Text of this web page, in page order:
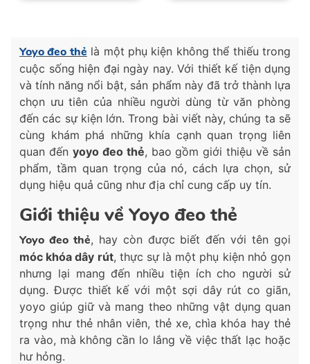
Yoyo đeo thẻ là một phụ kiện không thể thiếu trong
cuộc sống hiện đại ngày nay. Với thiết kế tiện dụng
và tính năng nổi bật, sản phẩm này đã trở thành lựa
chọn ưu tiên của nhiều người dùng từ văn phòng
đến các sự kiện lớn. Trong bài viết này, chúng ta sẽ
cùng khám phá những khía cạnh quan trọng liên
quan đến yoyo đeo thẻ, bao gồm giới thiệu về sản
phẩm, tầm quan trọng của nó, cách lựa chọn, sử
dụng hiệu quả cũng như địa chỉ cung cấp uy tín.
Giới thiệu về Yoyo đeo thẻ
Yoyo đeo thẻ, hay còn được biết đến với tên gọi
móc khóa dây rút, thực sự là một phụ kiện nhỏ gọn
nhưng lại mang đến nhiều tiện ích cho người sử
dụng. Được thiết kế với một sợi dây rút co giãn,
yoyo giúp giữ và mang theo những vật dụng quan
trọng như thẻ nhân viên, thẻ xe, chìa khóa hay thẻ
ra vào, mà không cần lo lắng về việc thất lạc hoặc
hư hỏng.